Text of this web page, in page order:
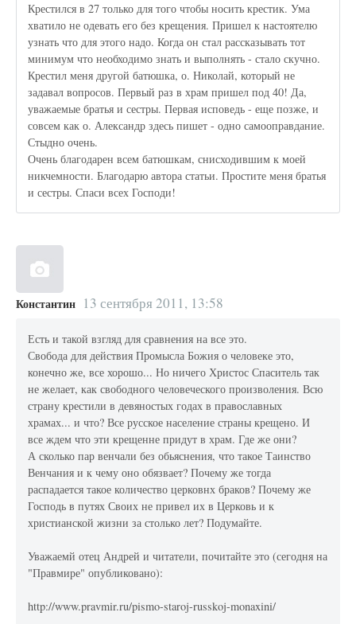
Крестился в 27 только для того чтобы носить крестик. Ума
хватило не одевать его без крещения. Пришел к настоятелю
узнать что для этого надо. Когда он стал рассказывать тот
минимум что необходимо знать и выполнять - стало скучно.
Крестил меня другой батюшка, о. Николай, который не
задавал вопросов. Первый раз в храм пришел под 40! Да,
уважаемые братья и сестры. Первая исповедь - еще позже, и
совсем как о. Александр здесь пишет - одно самооправдание.
Стыдно очень.
Очень благодарен всем батюшкам, снисходившим к моей
никчемности. Благодарю автора статьи. Простите меня братья
и сестры. Спаси всех Господи!
Константин 13 сентября 2011, 13:58
Есть и такой взгляд для сравнения на все это.
Свобода для действия Промысла Божия о человеке это,
конечно же, все хорошо... Но ничего Христос Спаситель так
не желает, как свободного человеческого произволения. Всю
страну крестили в девяностых годах в православных
храмах... и что? Все русское население страны крещено. И
все ждем что эти крещенне придут в храм. Где же они?
А сколько пар венчали без обьяснения, что такое Таинство
Венчания и к чему оно обязвает? Почему же тогда
распадается такое количество церковнх браков? Почему же
Господь в путях Своих не привел их в Церковь и к
христианской жизни за столько лет? Подумайте.
Уважаемй отец Андрей и читатели, почитайте это (сегодня на
"Правмире" опубликовано):
http://www.pravmir.ru/pismo-staroj-russkoj-monaxini/